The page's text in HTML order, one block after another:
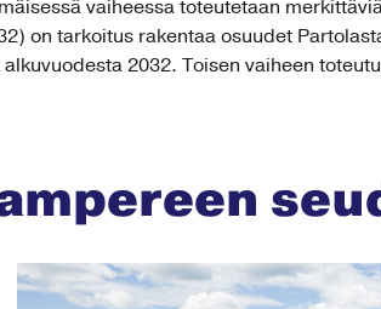
vaiheessa toteutetaan
on tarkoitus rakentaa osuudet
2032. Toisen vaiheen